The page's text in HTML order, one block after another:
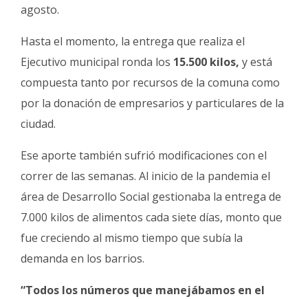
agosto.
Hasta el momento, la entrega que realiza el
Ejecutivo municipal ronda los 15.500 kilos, y está
compuesta tanto por recursos de la comuna como
por la donación de empresarios y particulares de la
ciudad.
Ese aporte también sufrió modificaciones con el
correr de las semanas. Al inicio de la pandemia el
área de Desarrollo Social gestionaba la entrega de
7.000 kilos de alimentos cada siete días, monto que
fue creciendo al mismo tiempo que subía la
demanda en los barrios.
“Todos los números que manejábamos en el